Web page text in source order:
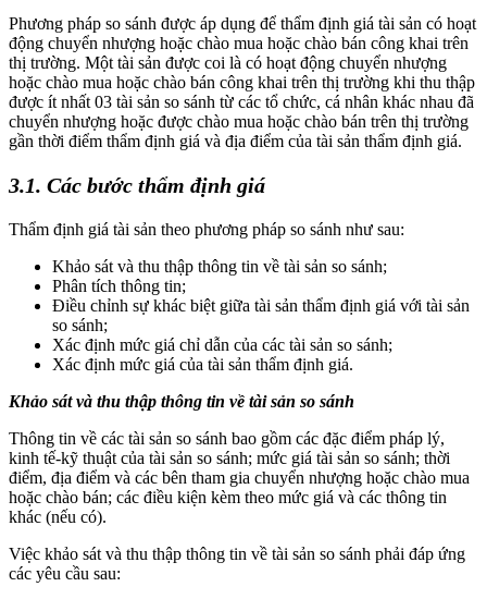
Phương pháp so sánh được áp dụng để thẩm định giá tài sản có hoạt
động chuyển nhượng hoặc chào mua hoặc chào bán công khai trên
thị trường. Một tài sản được coi là có hoạt động chuyển nhượng
hoặc chào mua hoặc chào bán công khai trên thị trường khi thu thập
được ít nhất 03 tài sản so sánh từ các tổ chức, cá nhân khác nhau đã
chuyển nhượng hoặc được chào mua hoặc chào bán trên thị trường
gần thời điểm thẩm định giá và địa điểm của tài sản thẩm định giá.
3.1. Các bước thẩm định giá
Thẩm định giá tài sản theo phương pháp so sánh như sau:
Khảo sát và thu thập thông tin về tài sản so sánh;
Phân tích thông tin;
Điều chỉnh sự khác biệt giữa tài sản thẩm định giá với tài sản
so sánh;
Xác định mức giá chỉ dẫn của các tài sản so sánh;
Xác định mức giá của tài sản thẩm định giá.
Khảo sát và thu thập thông tin về tài sản so sánh
Thông tin về các tài sản so sánh bao gồm các đặc điểm pháp lý,
kinh tế-kỹ thuật của tài sản so sánh; mức giá tài sản so sánh; thời
điểm, địa điểm và các bên tham gia chuyển nhượng hoặc chào mua
hoặc chào bán; các điều kiện kèm theo mức giá và các thông tin
khác (nếu có).
Việc khảo sát và thu thập thông tin về tài sản so sánh phải đáp ứng
các yêu cầu sau: